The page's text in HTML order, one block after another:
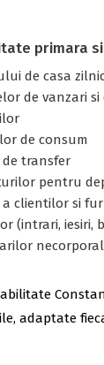
primara
de casa
de vanzari si
de consum
transfer
pentru
clientilor si
(intrari,
adaptate